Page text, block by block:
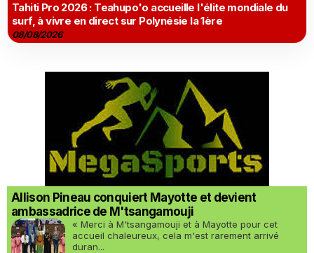
Tahiti Pro 2026 : Teahupo'o accueille l'élite mondiale du
surf, à vivre en direct sur Polynésie la 1ère
08/08/2026
Allison Pineau conquiert Mayotte et devient
ambassadrice de M'tsangamouji
« Merci à M'tsangamouji et à Mayotte pour cet
accueil chaleureux, cela m'est rarement arrivé
duran...